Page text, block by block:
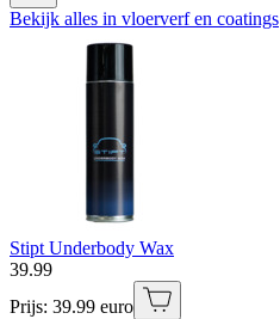
Bekijk alles in vloerverf en coatings
Stipt Underbody Wax
39.99
Prijs: 39.99 euro